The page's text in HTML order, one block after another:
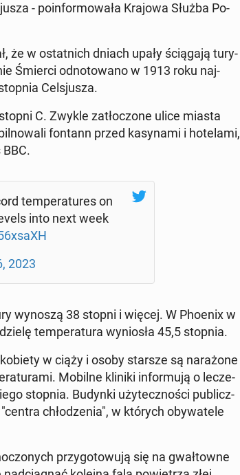
- po­in­for­mo­wa­ła Krajowa Służba Po­
że w ostat­nich dniach upały ścią­ga­ją tu­ry­
Śmierci od­no­to­wa­no w 1913 roku naj­
Cel­sju­sza.
C. Zwykle za­tło­czo­ne ulice miasta
fontann przed ka­sy­na­mi i ho­te­la­mi,
tem­pe­ra­tu­res on
into next week
2023
wynoszą 38 stopni i więcej. W Phoenix w
tem­pe­ra­tu­ra wy­nio­sła 45,5 stopnia.
w ciąży i osoby starsze są na­ra­żo­ne
Mobilne kliniki in­for­mu­ją o le­cze­
stopnia. Budynki uży­tecz­no­ści pu­blicz­
chło­dze­nia", w których oby­wa­te­le
przy­go­to­wu­ją się na gwał­tow­ne